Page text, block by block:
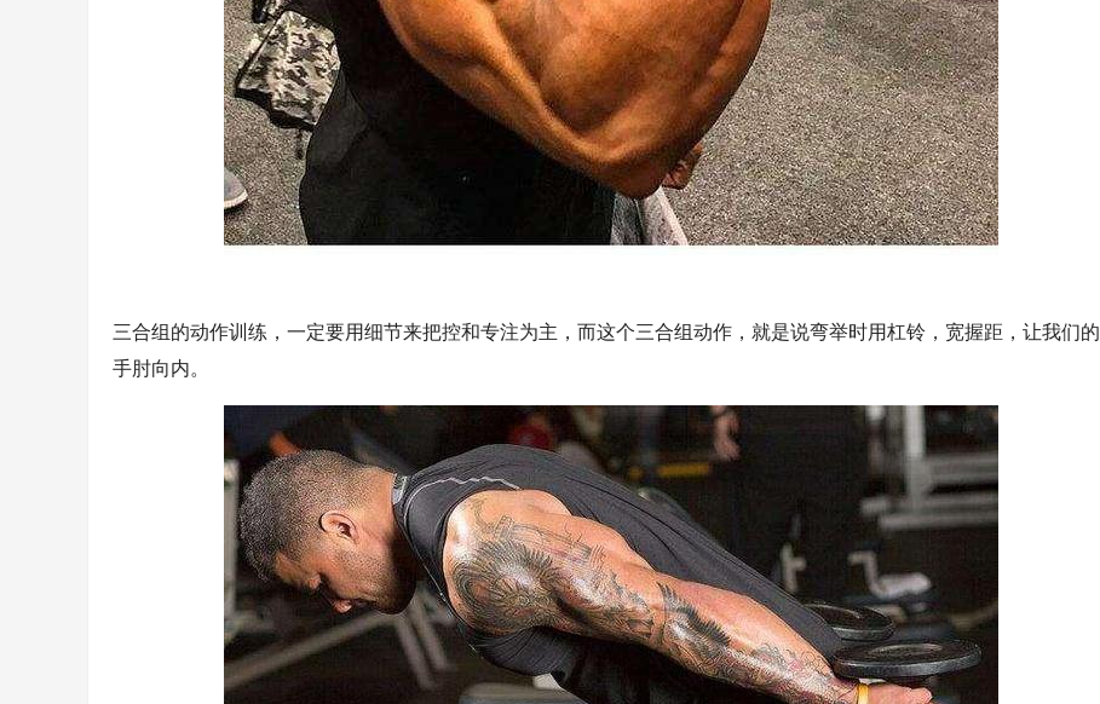
三合组的动作训练，一定要用细节来把控和专注为主，而这个三合组动作，就是说弯举时用杠铃，宽握距，让我们的
手肘向内。